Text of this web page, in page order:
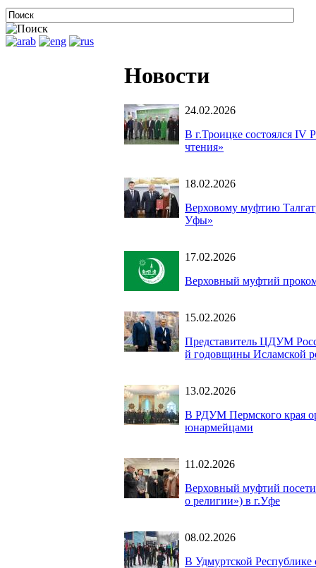
Новости
24.02.2026
В г.Троицке состоялся IV
чтения»
18.02.2026
Верховому муфтию
Уфы»
17.02.2026
Верховный муфтий
15.02.2026
Представитель ЦДУМ
й годовщины Исламской
13.02.2026
В РДУМ Пермского края
юнармейцами
11.02.2026
Верховный муфтий
о религии») в г.Уфе
08.02.2026
В Удмуртской Республике